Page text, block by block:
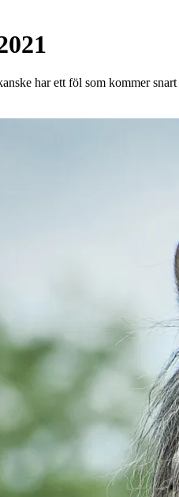
har ett föl som kommer